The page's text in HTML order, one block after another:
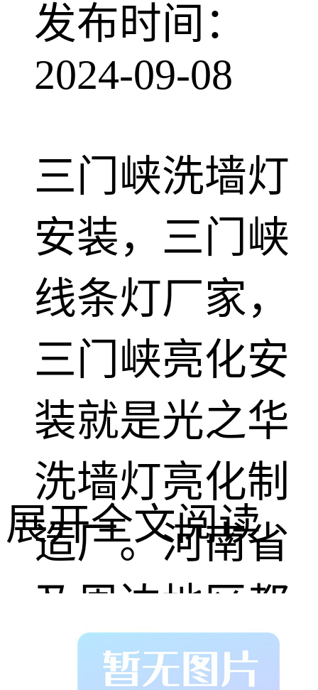
发布时间：
2024-09-08
三门峡洗墙灯
安装，三门峡
线条灯厂家，
三门峡亮化安
装就是光之华
洗墙灯亮化制
造厂。河南省
及周边地区都
在我们这里进
展开全文阅读